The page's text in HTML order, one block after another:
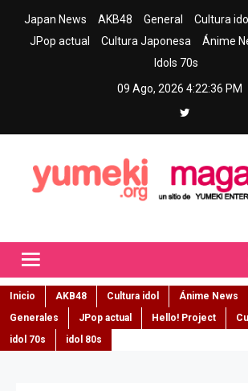
Japan News AKB48 General Cultura idol
JPop actual
Cultura Japonesa Ánime
Idols 70s
09 Ago, 2026 4:22:37 PM
Inicio AKB48 Cultura idol Ánime News
Generales
JPop actual Hello! Project
idol 70s
idol 80s